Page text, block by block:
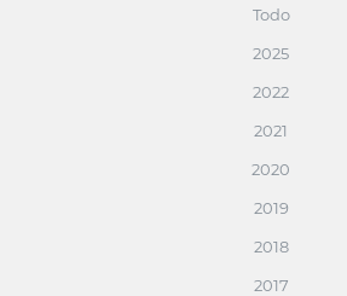
Todo
2025
2022
2021
2020
2019
2018
2017